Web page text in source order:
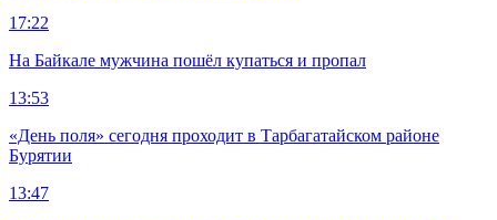
17:22
На Байкале мужчина пошёл купаться и пропал
13:53
«День поля» сегодня проходит в Тарбагатайском районе
Бурятии
13:47